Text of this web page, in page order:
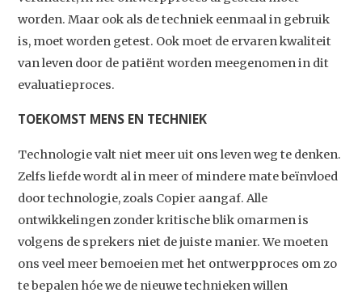
worden. Maar ook als de techniek eenmaal in gebruik
is, moet worden getest. Ook moet de ervaren kwaliteit
van leven door de patiënt worden meegenomen in dit
evaluatieproces.
TOEKOMST MENS EN TECHNIEK
Technologie valt niet meer uit ons leven weg te denken.
Zelfs liefde wordt al in meer of mindere mate beïnvloed
door technologie, zoals Copier aangaf. Alle
ontwikkelingen zonder kritische blik omarmen is
volgens de sprekers niet de juiste manier. We moeten
ons veel meer bemoeien met het ontwerpproces om zo
te bepalen hóe we de nieuwe technieken willen